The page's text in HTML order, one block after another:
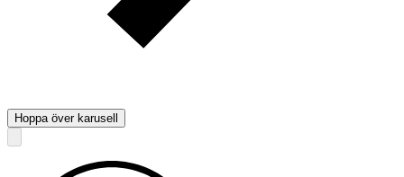
Hoppa över karusell